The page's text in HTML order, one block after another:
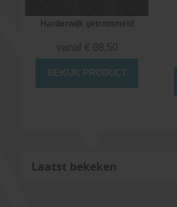
Harderwijk getrommeld
vanaf € 68,50
BEKIJK PRODUCT
Laatst bekeken